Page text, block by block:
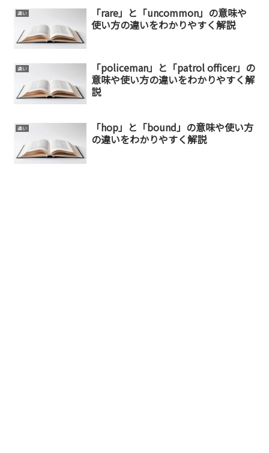
違い
「rare」と「uncommon」の意味や
使い方の違いをわかりやすく解説
違い
「policeman」と「patrol officer」の
意味や使い方の違いをわかりやすく解
説
違い
「hop」と「bound」の意味や使い方
の違いをわかりやすく解説